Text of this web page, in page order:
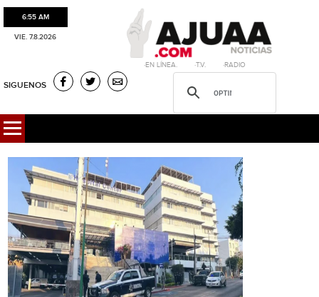
6:55 AM
VIE. 7.8.2026
·EN LÍNEA. ·T.V. ·RADIO
SIGUENOS